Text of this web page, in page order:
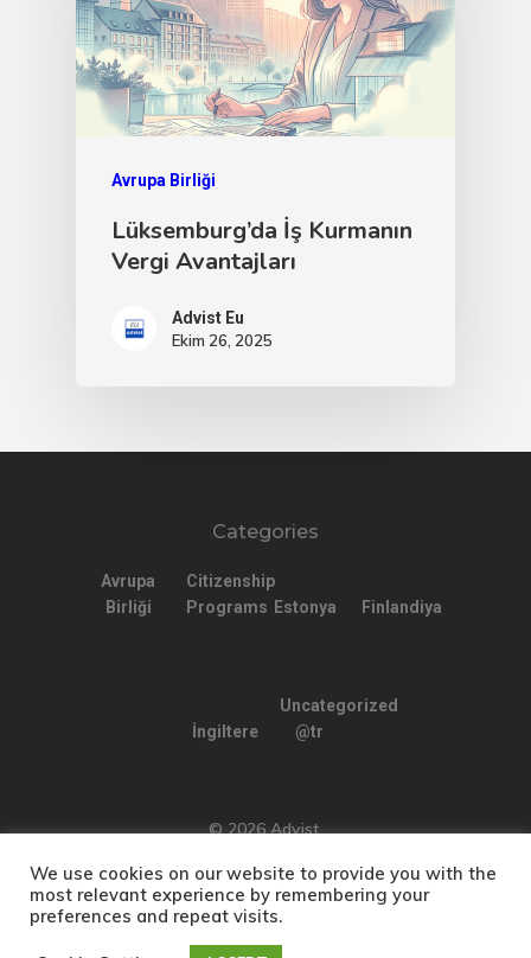
Avrupa Birliği
Lüksemburg’da İş Kurmanın
Vergi Avantajları
Advist Eu
Ekim 26, 2025
Categories
Avrupa
Birliği
Citizenship
Programs Estonya Finlandiya
İngiltere
Uncategorized
@tr
© 2026 Advist.
We use cookies on our website to provide you with the
most relevant experience by remembering your
preferences and repeat visits.